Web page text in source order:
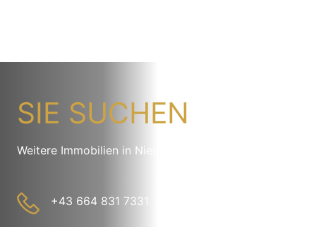
SIE SUCHEN
Weitere Immobilien in Niederndorf
+43 664 831 7331